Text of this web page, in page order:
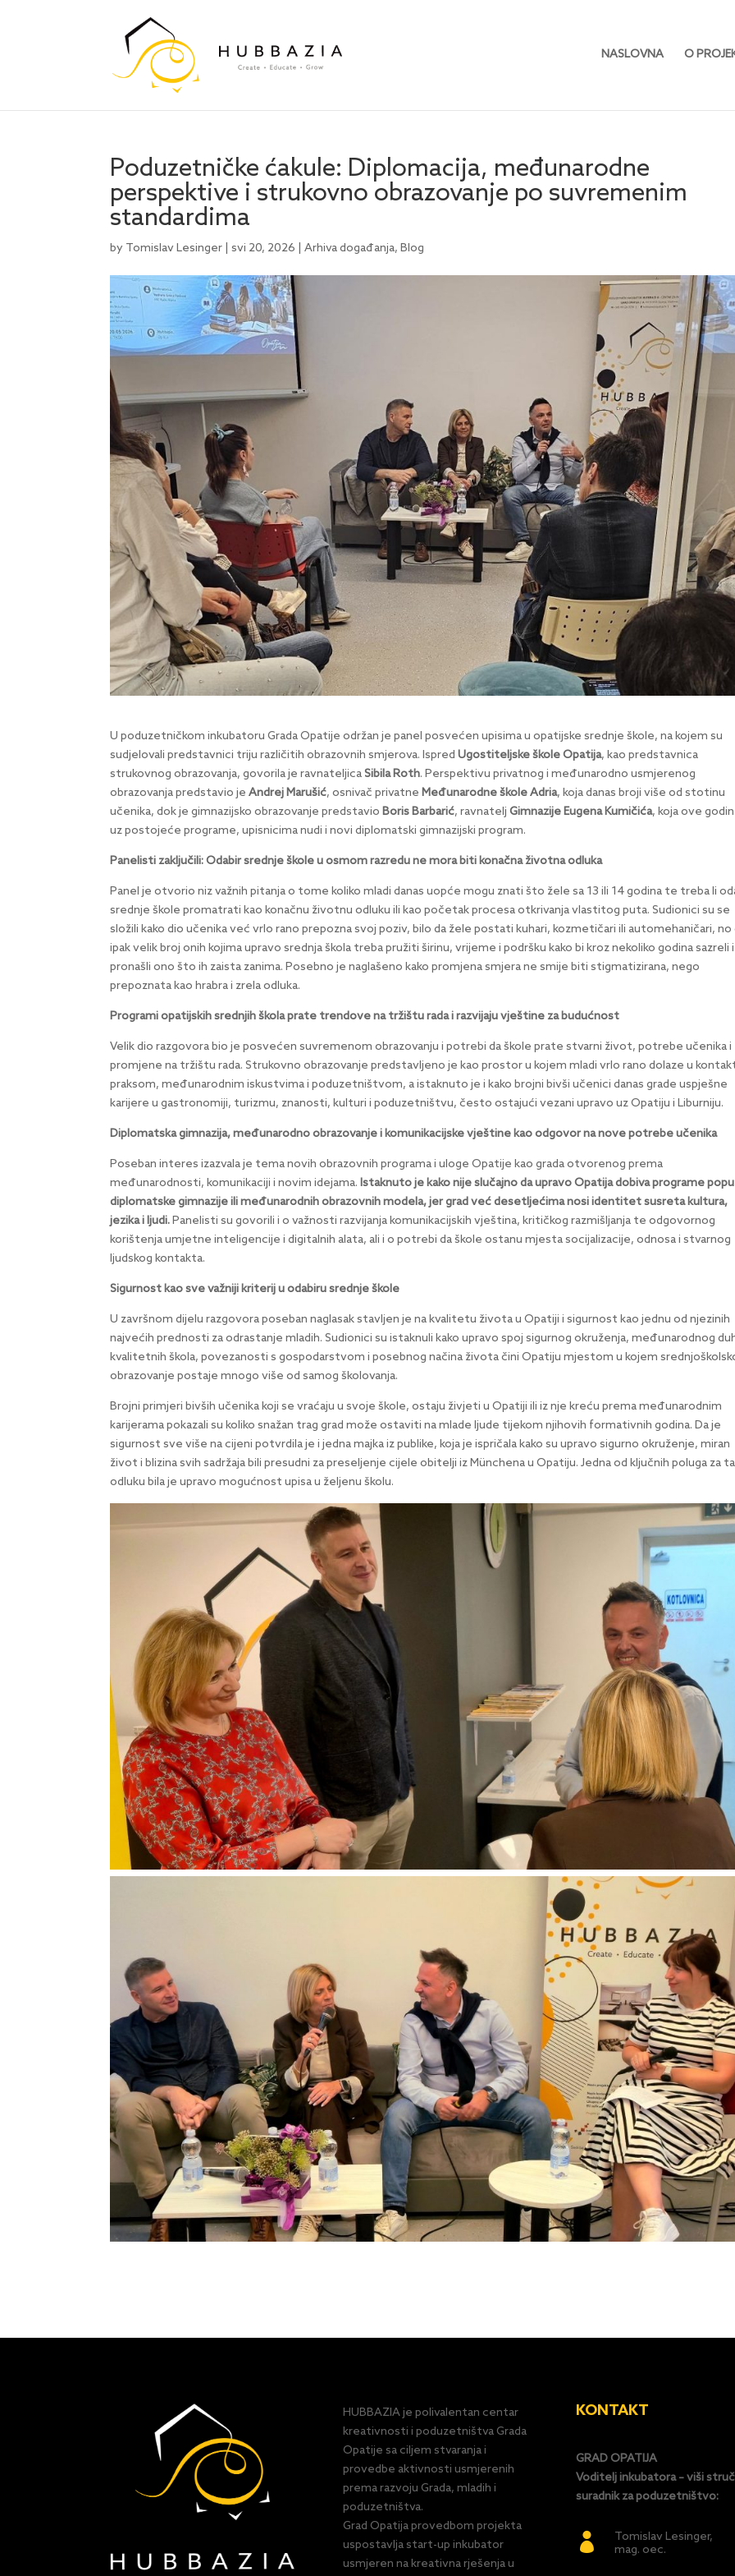
NASLOVNA O
Poduzetničke ćakule: Diplomacija, međunarodne
perspektive i strukovno obrazovanje po suvremenim
standardima
by Tomislav Lesinger |svi 20, 2026 |Arhiva događanja,Blog
U poduzetničkom inkubatoru Grada Opatije održan je panel posvećen upisima u opatijske srednje škole, na kojem su
sudjelovali predstavnici triju različitih obrazovnih smjerova. IspredUgostiteljske škole Opatija, kao predstavnica
strukovnog obrazovanja, govorila je ravnateljicaSibila Roth. Perspektivu privatnog i međunarodno usmjerenog
obrazovanja predstavio jeAndrej Marušić, osnivač privatneMeđunarodne škole Adria, koja danas broji više od stotinu
učenika, dok je gimnazijsko obrazovanje predstavioBoris Barbarić, ravnateljGimnazije Eugena Kumičića, koja ove
uz postojeće programe, upisnicima nudi i novi diplomatski gimnazijski program.
Panelisti zaključili: Odabir srednje škole u osmom razredu ne mora biti konačna životna odluka
Panel je otvorio niz važnih pitanja o tome koliko mladi danas uopće mogu znati što žele sa 13 ili 14 godina te treba li
srednje škole promatrati kao konačnu životnu odluku ili kao početak procesa otkrivanja vlastitog puta. Sudionici su se
složili kako dio učenika već vrlo rano prepozna svoj poziv, bilo da žele postati kuhari, kozmetičari ili automehaničari, no
ipak velik broj onih kojima upravo srednja škola treba pružiti širinu, vrijeme i podršku kako bi kroz nekoliko godina sazreli i
pronašli ono što ih zaista zanima. Posebno je naglašeno kako promjena smjera ne smije biti stigmatizirana, nego
prepoznata kao hrabra i zrela odluka.
Programi opatijskih srednjih škola prate trendove na tržištu rada i razvijaju vještine za budućnost
Velik dio razgovora bio je posvećen suvremenom obrazovanju i potrebi da škole prate stvarni život, potrebe učenika i
promjene na tržištu rada. Strukovno obrazovanje predstavljeno je kao prostor u kojem mladi vrlo rano dolaze u
praksom, međunarodnim iskustvima i poduzetništvom, a istaknuto je i kako brojni bivši učenici danas grade uspješne
karijere u gastronomiji, turizmu, znanosti, kulturi i poduzetništvu, često ostajući vezani upravo uz Opatiju i Liburniju.
Diplomatska gimnazija, međunarodno obrazovanje i komunikacijske vještine kao odgovor na nove potrebe učenika
Poseban interes izazvala je tema novih obrazovnih programa i uloge Opatije kao grada otvorenog prema
međunarodnosti, komunikaciji i novim idejama.Istaknuto je kako nije slučajno da upravo Opatija dobiva programe
diplomatske gimnazije ili međunarodnih obrazovnih modela, jer grad već desetljećima nosi identitet susreta kultura,
jezika i ljudi.Panelisti su govorili i o važnosti razvijanja komunikacijskih vještina, kritičkog razmišljanja te odgovornog
korištenja umjetne inteligencije i digitalnih alata, ali i o potrebi da škole ostanu mjesta socijalizacije, odnosa i stvarnog
ljudskog kontakta.
Sigurnost kao sve važniji kriterij u odabiru srednje škole
U završnom dijelu razgovora poseban naglasak stavljen je na kvalitetu života u Opatiji i sigurnost kao jednu od njezinih
najvećih prednosti za odrastanje mladih. Sudionici su istaknuli kako upravo spoj sigurnog okruženja, međunarodnog
kvalitetnih škola, povezanosti s gospodarstvom i posebnog načina života čini Opatiju mjestom u kojem
obrazovanje postaje mnogo više od samog školovanja.
Brojni primjeri bivših učenika koji se vraćaju u svoje škole, ostaju živjeti u Opatiji ili iz nje kreću prema međunarodnim
karijerama pokazali su koliko snažan trag grad može ostaviti na mlade ljude tijekom njihovih formativnih godina. Da je
sigurnost sve više na cijeni potvrdila je i jedna majka iz publike, koja je ispričala kako su upravo sigurno okruženje, miran
život i blizina svih sadržaja bili presudni za preseljenje cijele obitelji iz Münchena u Opatiju. Jedna od ključnih poluga za
odluku bila je upravo mogućnost upisa u željenu školu.
HUBBAZIA je polivalentan centar
kreativnosti i poduzetništva Grada
Opatije sa ciljem stvaranja i
provedbe aktivnosti usmjerenih
prema razvoju Grada, mladih i
poduzetništva.
Grad Opatija provedbom projekta
uspostavlja start-up inkubator
usmjeren na kreativna rješenja u
KONTAKT
GRAD OPATIJA
Voditelj inkubatora – viši
suradnik za poduzetništvo:

Tomislav Lesinger,
mag. oec.